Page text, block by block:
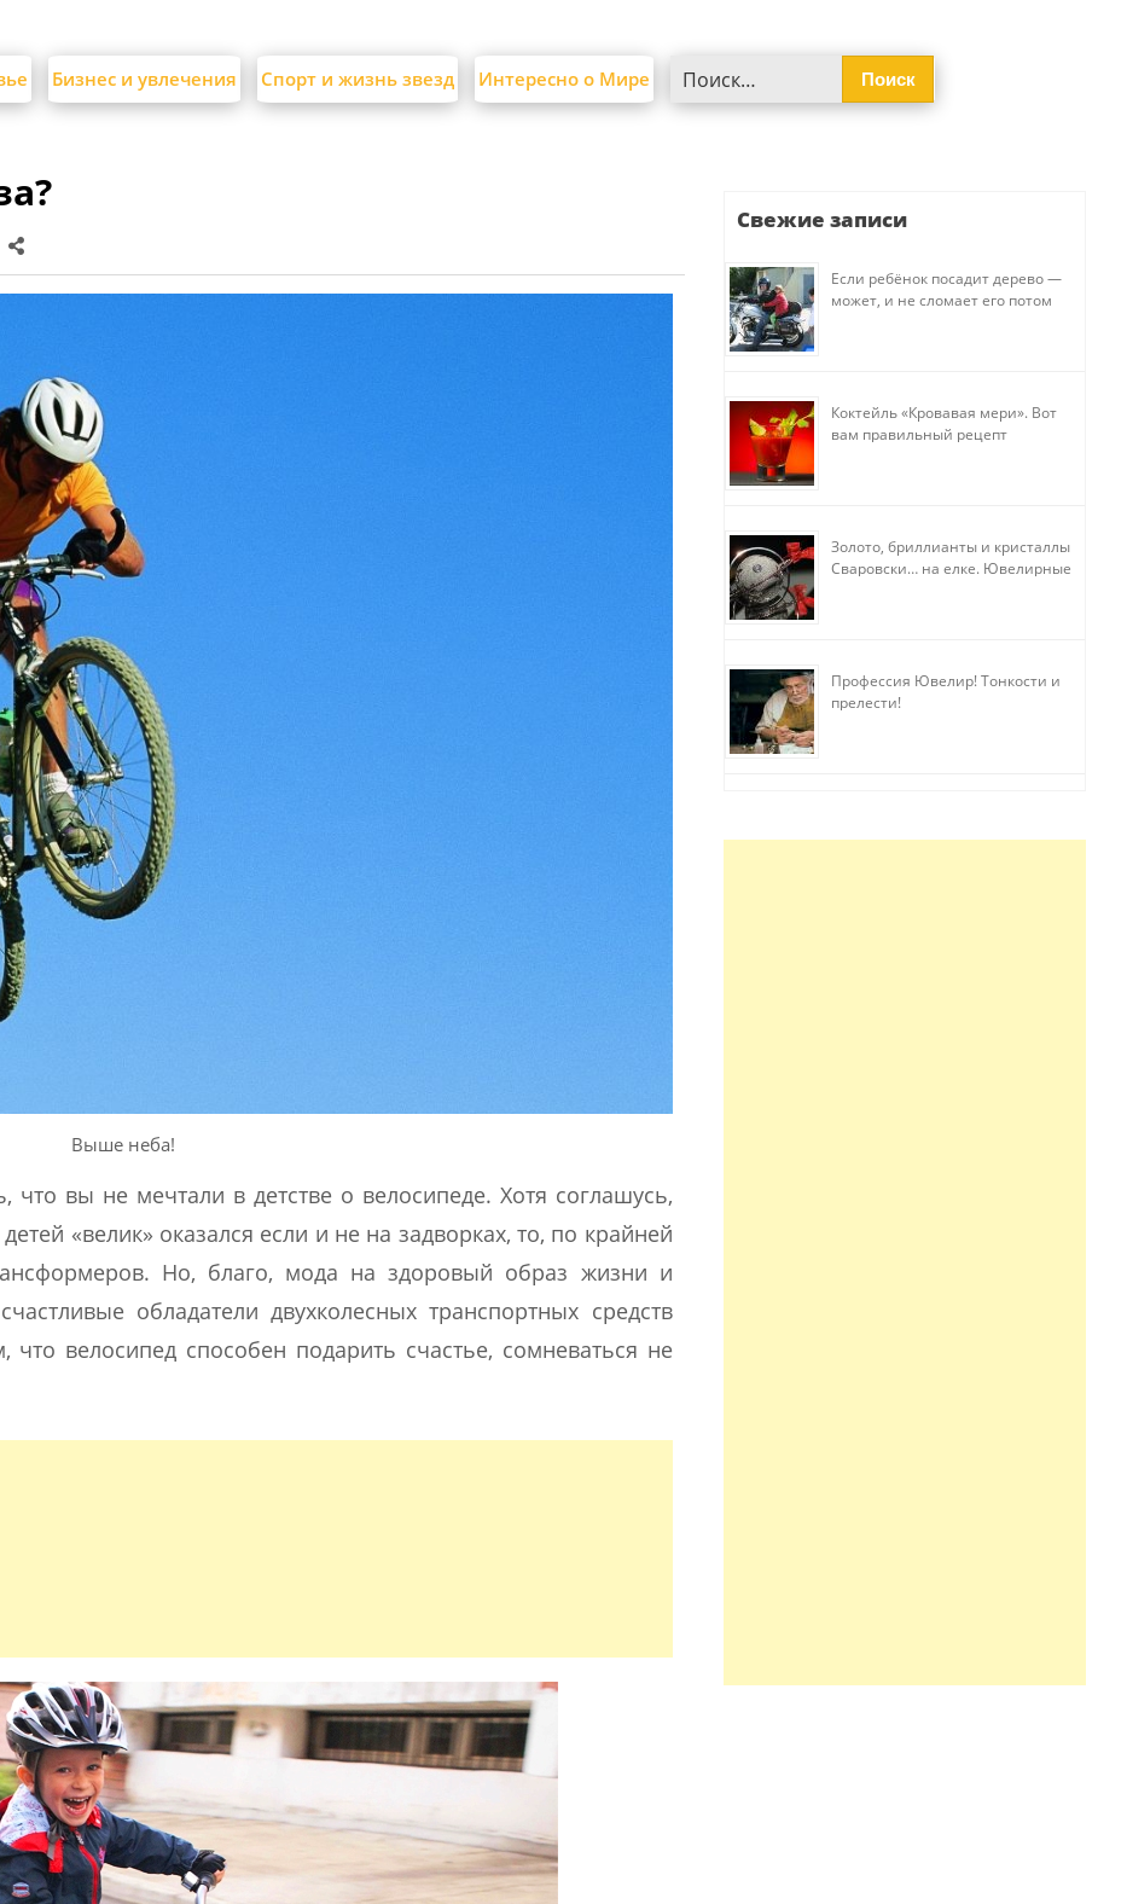
Бизнес и увлечения Спорт и жизнь звезд Интересно о Мире
Выше неба!
вы не мечтали в детстве о велосипеде. Хотя соглашусь,
«велик» оказался если и не на задворках, то, по крайней
Но, благо, мода на здоровый образ жизни и
обладатели двухколесных транспортных средств
велосипед способен подарить счастье, сомневаться не
Свежие записи
Если ребёнок посадит дерево —
может, и не сломает его потом
Коктейль «Кровавая мери». Вот
вам правильный рецепт
Золото, бриллианты и кристаллы
Сваровски… на елке. Ювелирные
Профессия Ювелир! Тонкости и
прелести!